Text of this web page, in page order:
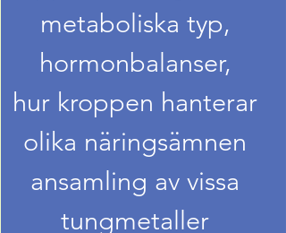
metaboliska typ,
hormonbalanser,
hur kroppen hanterar
olika näringsämnen
ansamling av vissa
tungmetaller